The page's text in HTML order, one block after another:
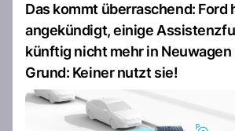
Das kommt überraschend: Ford
angekündigt, einige
künftig nicht mehr in Neuwagen
Grund: Keiner nutzt sie!